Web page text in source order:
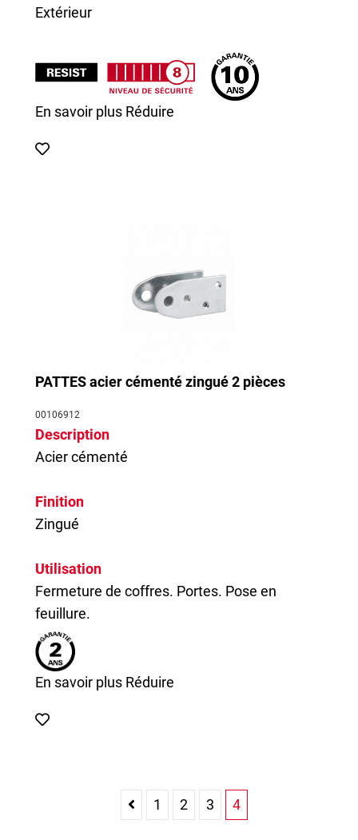
Extérieur
En savoir plus Réduire
PATTES acier cémenté zingué 2 pièces
00106912
Description
Acier cémenté
Finition
Zingué
Utilisation
Fermeture de coffres. Portes. Pose en
feuillure.
En savoir plus Réduire
1 2 3 4